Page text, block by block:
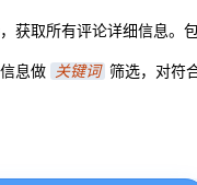
获取所有评论详细信息。
息做 关键词 筛选，对符